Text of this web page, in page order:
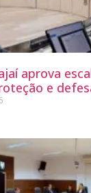
aprova
e